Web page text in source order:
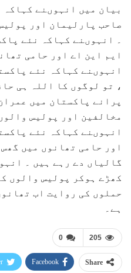
بیان میں انہوںنے
صاحب پارلیمان اور
۔ انہوںنے کہاکہ نئے
ایم این اے اور حامی
انہوںنے کہاکہ نئے
، تو لوگوں کا اللہ ہی
پرانے پاکستان میں
مخالفین اور پولیس
انہوںنے کہاکہ نئے
اور حامی تھانوں میں
گالیاں دے رہے ہیں ۔
کھڑے ہوکر پولیس والوں
حملوں کی روایت اب
ہے۔
0 205
Share
Facebook